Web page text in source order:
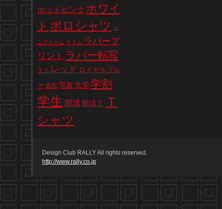
ホットピンク ホワイ
ト ポロシャツ ユ
ニフォーム ライム ラバープ
リント ラバー転写
ラメ レッド ロイヤルブル
ー 先生 写真 大学 学割
学生 部活部活Ｔ
Ｔ
シャツ
Design Club RALLY All rights reserved.
http://www.rally.co.jp